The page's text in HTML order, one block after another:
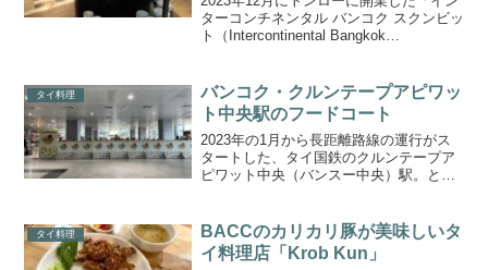
ターコンチネンタル バンコク スクンビッ
ト（Intercontinental Bangkok
（旅行イベント）で朝食が...
タイ料理
バンコク・クルンテープアピワッ
ト中央駅のフードコート
2023年の1月から長距離路線の運行がス
タートした、タイ国鉄のクルンテープア
ピワット中央（バンスー中央）駅。とに
ートがあるのに気がつき食事をしてみま
した。2024年11...
タイ料理
BACCのカリカリ豚が美味しいタ
イ料理店「Krob Kun」